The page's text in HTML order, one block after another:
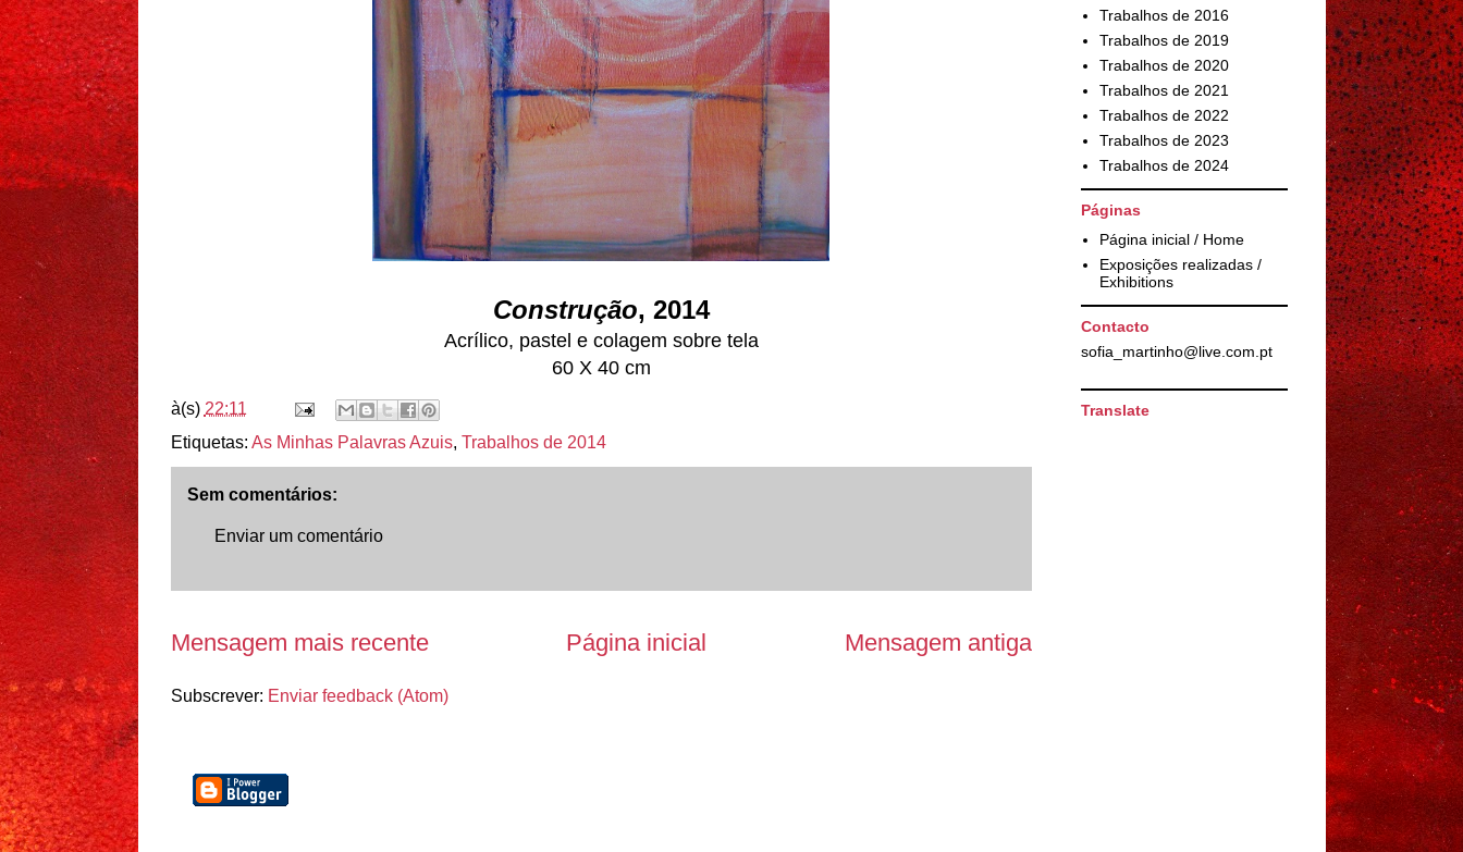
Construção, 2014
Acrílico, pastel e colagem sobre tela
60 X 40 cm
à(s) 22:11
Etiquetas: As Minhas Palavras Azuis, Trabalhos de 2014
Sem comentários:
Enviar um comentário
Mensagem mais recente Mensagem antiga
Página inicial
Subscrever: Enviar feedback (Atom)
Trabalhos de 2016
Trabalhos de 2019
Trabalhos de 2020
Trabalhos de 2021
Trabalhos de 2022
Trabalhos de 2023
Trabalhos de 2024
Páginas
Página inicial / Home
Exposições realizadas /
Exhibitions
Contacto
sofia_martinho@live.com.pt
Translate